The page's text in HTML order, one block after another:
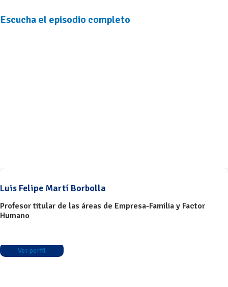
Escucha el episodio completo
Luis Felipe Martí Borbolla
Profesor titular de las áreas de Empresa-Familia y Factor
Humano
Ver perfil